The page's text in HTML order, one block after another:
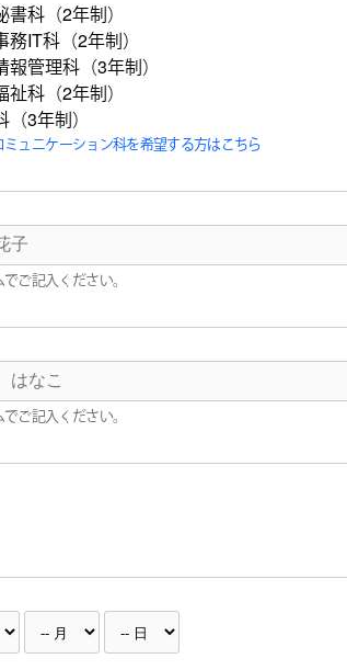
書科（2年制）
務IT科（2年制）
報管理科（3年制）
祉科（2年制）
3年制）
ュニケーション科を希望する方はこちら
ご記入ください。
ご記入ください。